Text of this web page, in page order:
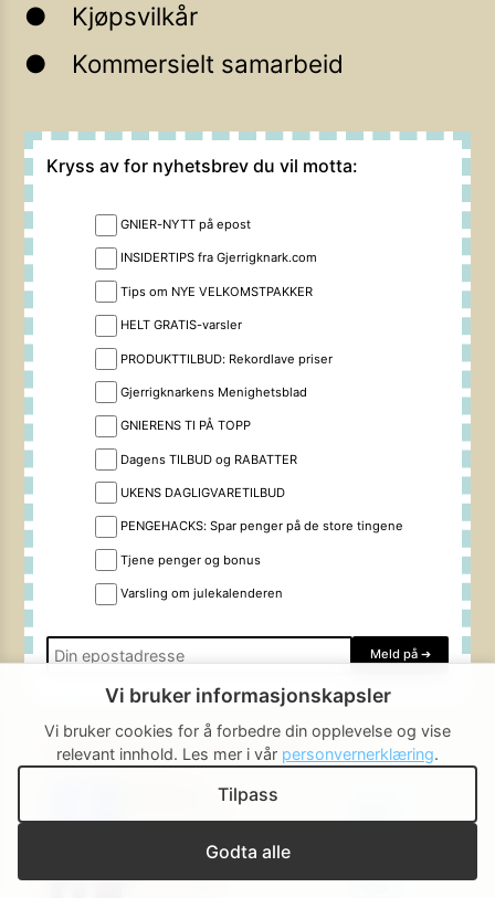
Kjøpsvilkår
Kommersielt samarbeid
Kryss av for nyhetsbrev du vil motta:
GNIER-NYTT på epost
INSIDERTIPS fra Gjerrigknark.com
Tips om NYE VELKOMSTPAKKER
HELT GRATIS-varsler
PRODUKTTILBUD: Rekordlave priser
Gjerrigknarkens Menighetsblad
GNIERENS TI PÅ TOPP
Dagens TILBUD og RABATTER
UKENS DAGLIGVARETILBUD
PENGEHACKS: Spar penger på de store tingene
Tjene penger og bonus
Varsling om julekalenderen
Meld på ➔
Gjerrigknarken i sosiale medier:
Ca 50 000 følgere Følg »
Vi bruker informasjonskapsler
Vi bruker cookies for å forbedre din opplevelse og vise
relevant innhold. Les mer i vår personvernerklæring.
Godta alle
Tilpass